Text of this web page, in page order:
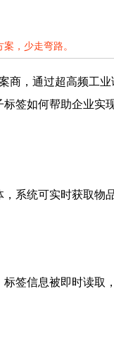
，少走弯路。
，通过超高频工业
签如何帮助企业实
系统可实时获取物品
签信息被即时读取